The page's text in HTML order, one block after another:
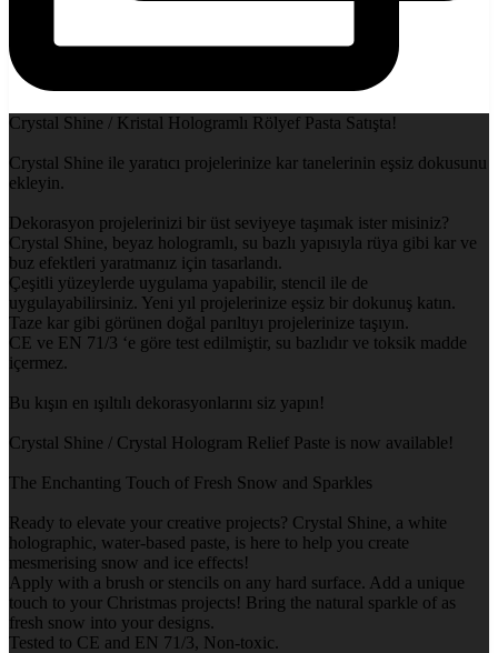
Crystal Shine / Kristal Hologramlı Rölyef Pasta Satışta!
Crystal Shine ile yaratıcı projelerinize kar tanelerinin eşsiz dokusunu
ekleyin.
Dekorasyon projelerinizi bir üst seviyeye taşımak ister misiniz?
Crystal Shine, beyaz hologramlı, su bazlı yapısıyla rüya gibi kar ve
buz efektleri yaratmanız için tasarlandı.
Çeşitli yüzeylerde uygulama yapabilir, stencil ile de
uygulayabilirsiniz. Yeni yıl projelerinize eşsiz bir dokunuş katın.
Taze kar gibi görünen doğal parıltıyı projelerinize taşıyın.
CE ve EN 71/3 ‘e göre test edilmiştir, su bazlıdır ve toksik madde
içermez.
Bu kışın en ışıltılı dekorasyonlarını siz yapın!
Crystal Shine / Crystal Hologram Relief Paste is now available!
The Enchanting Touch of Fresh Snow and Sparkles
Ready to elevate your creative projects? Crystal Shine, a white
holographic, water-based paste, is here to help you create
mesmerising snow and ice effects!
Apply with a brush or stencils on any hard surface. Add a unique
touch to your Christmas projects! Bring the natural sparkle of as
fresh snow into your designs.
Tested to CE and EN 71/3, Non-toxic.